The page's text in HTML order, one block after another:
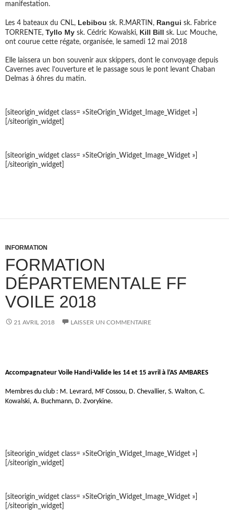
manifestation.
Les 4 bateaux du CNL, Lebibou sk. R.MARTIN, Rangui sk. Fabrice
TORRENTE, Tyllo My sk. Cédric Kowalski, Kill Bill sk. Luc Mouche,
ont courue cette régate, organisée, le samedi 12 mai 2018
Elle laissera un bon souvenir aux skippers, dont le convoyage depuis
Cavernes avec l’ouverture et le passage sous le pont levant Chaban
Delmas à 6hres du matin.
[siteorigin_widget class= »SiteOrigin_Widget_Image_Widget »]
[/siteorigin_widget]
[siteorigin_widget class= »SiteOrigin_Widget_Image_Widget »]
[/siteorigin_widget]
INFORMATION
FORMATION
DÉPARTEMENTALE FF
VOILE 2018
21 AVRIL 2018 LAISSER UN COMMENTAIRE
Accompagnateur Voile Handi-Valide les 14 et 15 avril à l’AS AMBARES
Membres du club : M. Levrard, MF Cossou, D. Chevallier, S. Walton, C.
Kowalski, A. Buchmann, D. Zvorykine.
[siteorigin_widget class= »SiteOrigin_Widget_Image_Widget »]
[/siteorigin_widget]
[siteorigin_widget class= »SiteOrigin_Widget_Image_Widget »]
[/siteorigin_widget]